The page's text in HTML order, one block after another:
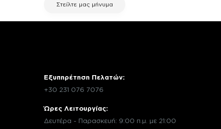
Στείλτε μας μήνυμα
Εξυπηρέτηση Πελατών:
+30 231 076 7076
Ώρες Λειτουργίας:
Δευτέρα - Παρασκευή: 9:00 π.μ. με 21:00